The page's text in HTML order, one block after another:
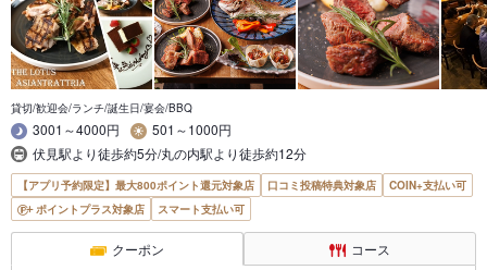
貸切/歓迎会/ランチ/誕生日/宴会/BBQ
3001～4000円
501～1000円
伏見駅より徒歩約5分/丸の内駅より徒歩約12分
【アプリ予約限定】最大800ポイント還元対象店 口コミ投稿特典対象店
COIN+支払い可
ポイントプラス対象店
スマート支払い可
クーポン コース